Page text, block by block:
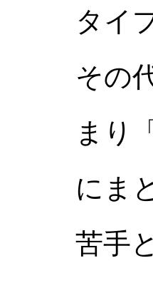
タイ
その
まり
にま
苦手